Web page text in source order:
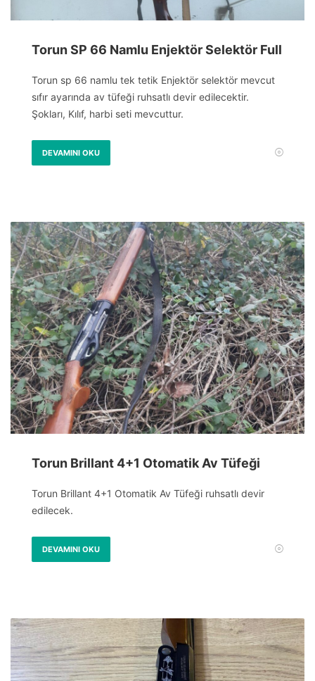
Torun SP 66 Namlu Enjektör Selektör Full
Torun sp 66 namlu tek tetik Enjektör selektör mevcut
sıfır ayarında av tüfeği ruhsatlı devir edilecektir.
Şokları, Kılıf, harbi seti mevcuttur.
DEVAMINI OKU
Torun Brillant 4+1 Otomatik Av Tüfeği
Torun Brillant 4+1 Otomatik Av Tüfeği ruhsatlı devir
edilecek.
DEVAMINI OKU